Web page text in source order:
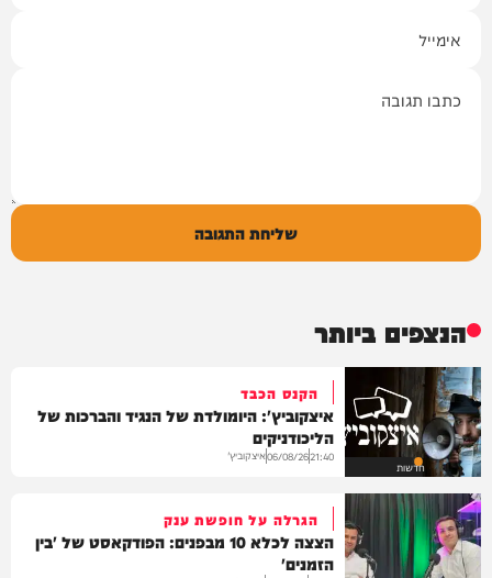
שליחת התגובה
הנצפים ביותר
חדשות
הקנס הכבד
איצקוביץ': היומולדת של הנגיד והברכות של
הליכודניקים
21:40
06/08/26איצקוביץ'
הגרלה על חופשת ענק
הצצה לכלא 10 מבפנים: הפודקאסט של 'בין
הזמנים'